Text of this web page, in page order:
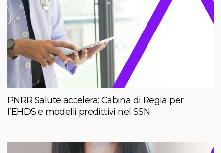
PNRR Salute accelera: Cabina di Regia per
l’EHDS e modelli predittivi nel SSN